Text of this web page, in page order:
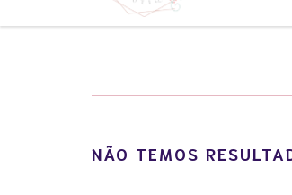
NÃO TEMOS